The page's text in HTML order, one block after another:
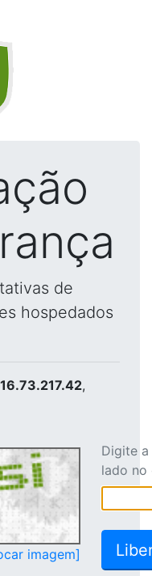
de
hospedados
,
imagem]
Digite
lado no